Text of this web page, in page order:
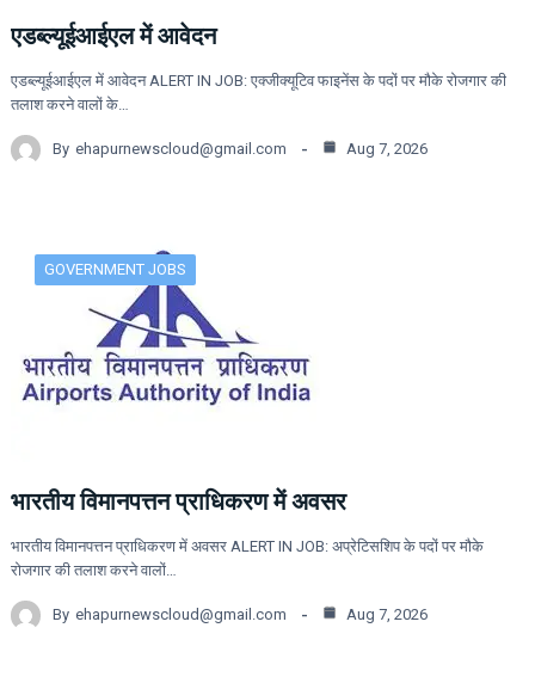
एडब्ल्यूईआईएल में आवेदन
एडब्ल्यूईआईएल में आवेदन ALERT IN JOB: एक्जीक्यूटिव फाइनेंस के पदों पर मौके रोजगार की
तलाश करने वालों के…
By ehapurnewscloud@gmail.com Aug 7, 2026
GOVERNMENT JOBS
भारतीय विमानपत्तन प्राधिकरण में अवसर
भारतीय विमानपत्तन प्राधिकरण में अवसर ALERT IN JOB: अप्रेटिसशिप के पदों पर मौके
रोजगार की तलाश करने वालों…
By ehapurnewscloud@gmail.com Aug 7, 2026